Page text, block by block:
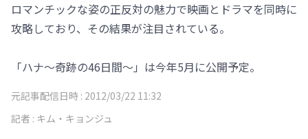
ロマンチックな姿の正反対の魅力で映画とドラマを同時に
攻略しており、その結果が注目されている。
「ハナ～奇跡の46日間～」は今年5月に公開予定。
元記事配信日時 : 2012/03/22 11:32
記者 : キム・キョンジュ